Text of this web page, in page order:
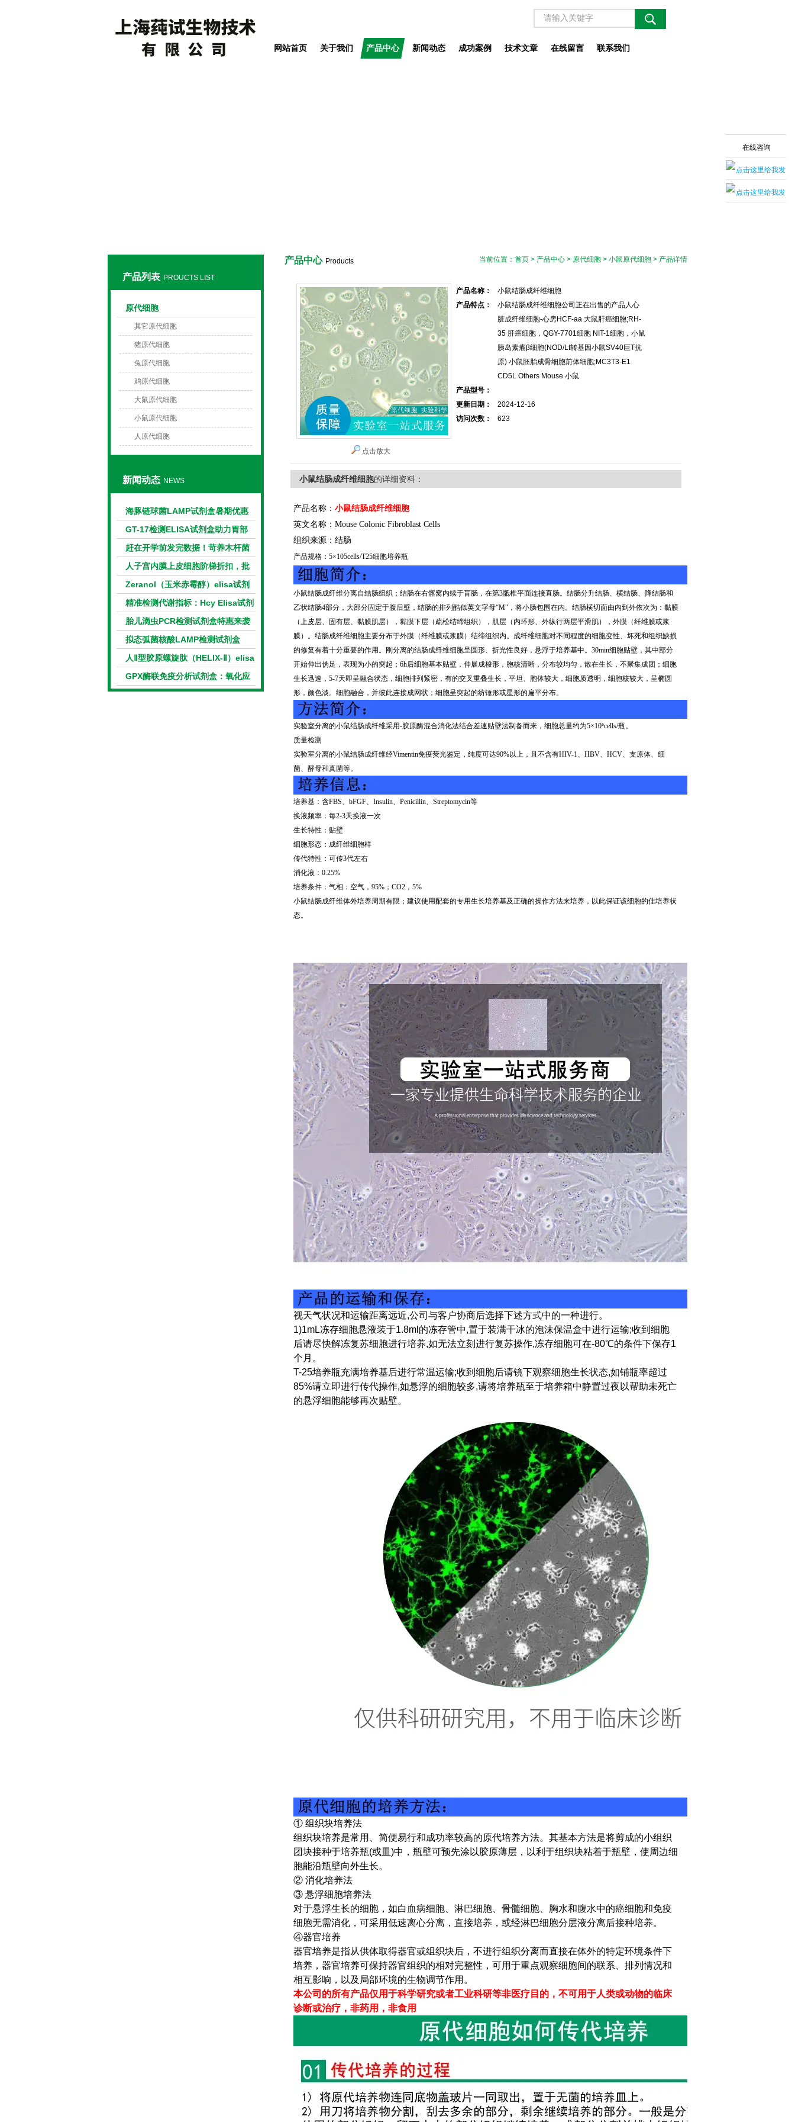
网站首页 关于我们 产品中心 新闻动态 成功案例 技术文章 在线留言 联系我们
产品列表 PROUCTS LIST
原代细胞
其它原代细胞
猪原代细胞
兔原代细胞
鸡原代细胞
大鼠原代细胞
小鼠原代细胞
人原代细胞
新闻动态 NEWS
海豚链球菌LAMP试剂盒暑期优惠
GT-17检测ELISA试剂盒助力胃部
相关指标样本定量研究
赶在开学前发完数据！苛养木杆菌
PCR检测试剂盒暑假优惠开启
人子宫内膜上皮细胞阶梯折扣，批
量更划算
Zeranol（玉米赤霉醇）elisa试剂
盒特惠
精准检测代谢指标：Hcy Elisa试剂
盒的科研应用与技术特点
胎儿滴虫PCR检测试剂盒特惠来袭
拟态弧菌核酸LAMP检测试剂盒
（恒温荧光法）新品上市优惠活动
人Ⅱ型胶原螺旋肽（HELIX-Ⅱ）elisa
试剂盒科研优惠活动开启
GPX酶联免疫分析试剂盒：氧化应
激研究精准检测工具
产品中心 Products 当前位置： 首页 > 产品中心 > 原代细胞 > 小鼠原代细胞 > 产品详情
点击放大
产品名称：
小鼠结肠成纤维细胞
产品特点：
小鼠结肠成纤维细胞公司正在出售的产品人心
脏成纤维细胞-心房HCF-aa 大鼠肝癌细胞;RH-
35 肝癌细胞，QGY-7701细胞 NIT-1细胞，小鼠
胰岛素瘤β细胞(NOD/Lt转基因小鼠SV40巨T抗
原) 小鼠胚胎成骨细胞前体细胞;MC3T3-E1
CD5L Others Mouse 小鼠
产品型号：
更新日期：
2024-12-16
访问次数：
623
小鼠结肠成纤维细胞的详细资料：
产品名称： 小鼠结肠成纤维细胞
英文名称： Mouse Colonic Fibroblast Cells
组织来源： 结肠
产品规格： 5×105cells/T25细胞培养瓶
小鼠结肠成纤维分离自结肠组织；结肠在右髂窝内续于盲肠，在第3骶椎平面连接直肠。结肠分升结肠、横结肠、降结肠和
乙状结肠4部分，大部分固定于腹后壁，结肠的排列酷似英文字母“M"，将小肠包围在内。结肠横切面由内到外依次为：黏膜
（上皮层、固有层、黏膜肌层），黏膜下层（疏松结缔组织），肌层（内环形、外纵行两层平滑肌），外膜（纤维膜或浆
膜）。结肠成纤维细胞主要分布于外膜（纤维膜或浆膜）结缔组织内。成纤维细胞对不同程度的细胞变性、坏死和组织缺损
的修复有着十分重要的作用。刚分离的结肠成纤维细胞呈圆形、折光性良好，悬浮于培养基中。 30min细胞贴壁，其中部分
开始伸出伪足，表现为小的突起； 6h后细胞基本贴壁，伸展成梭形，胞核清晰，分布较均匀，散在生长，不聚集成团；细胞
生长迅速， 5-7天即呈融合状态，细胞排列紧密，有的交叉重叠生长，平坦、胞体较大，细胞质透明，细胞核较大，呈椭圆
形，颜色淡。细胞融合，并彼此连接成网状；细胞呈突起的纺锤形或星形的扁平分布。
实验室分离的小鼠结肠成纤维采用-胶原酶混合消化法结合差速贴壁法制备而来，细胞总量约为5×10⁵cells/瓶。
质量检测
实验室分离的小鼠结肠成纤维经Vimentin免疫荧光鉴定，纯度可达90%以上，且不含有HIV-1、 HBV、 HCV、支原体、细
菌、酵母和真菌等。
培养基：含FBS、 bFGF、 Insulin、 Penicillin、 Streptomycin等
换液频率：每2-3天换液一次
生长特性：贴壁
细胞形态：成纤维细胞样
传代特性：可传3代左右
消化液： 0.25%
培养条件：气相：空气， 95% ； CO2 ， 5%
小鼠结肠成纤维体外培养周期有限；建议使用配套的专用生长培养基及正确的操作方法来培养，以此保证该细胞的佳培养状
态。
视天气状况和运输距离远近,公司与客户协商后选择下述方式中的一种进行。
1)1mL冻存细胞悬液装于1.8ml的冻存管中,置于装满干冰的泡沫保温盒中进行运输;收到细胞
后请尽快解冻复苏细胞进行培养,如无法立刻进行复苏操作,冻存细胞可在-80℃的条件下保存1
个月。
T-25培养瓶充满培养基后进行常温运输;收到细胞后请镜下观察细胞生长状态,如铺瓶率超过
85%请立即进行传代操作,如悬浮的细胞较多,请将培养瓶至于培养箱中静置过夜以帮助未死亡
的悬浮细胞能够再次贴壁。
① 组织块培养法
组织块培养是常用、简便易行和成功率较高的原代培养方法。其基本方法是将剪成的小组织
团块接种于培养瓶(或皿)中，瓶壁可预先涂以胶原薄层，以利于组织块粘着于瓶壁，使周边细
胞能沿瓶壁向外生长。
② 消化培养法
③ 悬浮细胞培养法
对于悬浮生长的细胞，如白血病细胞、淋巴细胞、骨髓细胞、胸水和腹水中的癌细胞和免疫
细胞无需消化，可采用低速离心分离，直接培养，或经淋巴细胞分层液分离后接种培养。
④器官培养
器官培养是指从供体取得器官或组织块后，不进行组织分离而直接在体外的特定环境条件下
培养，器官培养可保持器官组织的相对完整性，可用于重点观察细胞间的联系、排列情况和
相互影响，以及局部环境的生物调节作用。
本公司的所有产品仅用于科学研究或者工业科研等非医疗目的，不可用于人类或动物的临床
诊断或治疗，非药用，非食用
在线咨询